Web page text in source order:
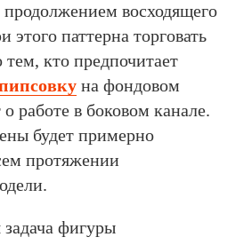
продолжением восходящего
этого паттерна торговать
кто предпочитает
на фондовом
работе в боковом канале.
будет примерно
протяжении
фигуры